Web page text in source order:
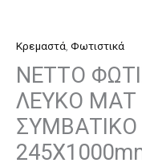
Κρεμαστά, Φωτιστικά
NETTO
ΛΕΥΚΟ ΜΑΤ
ΣΥΜΒΑΤΙΚΟ